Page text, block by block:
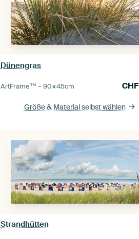
Dünengras
ArtFrame™ –90×45cm CHF
Größe & Material selbst wählen
Strandhütten